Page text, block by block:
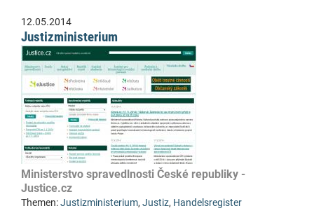
12.05.2014
Justizministerium
Ministerstvo spravedlnosti České republiky -
Justice.cz
Themen:Justizministerium, Justiz, Handelsregister